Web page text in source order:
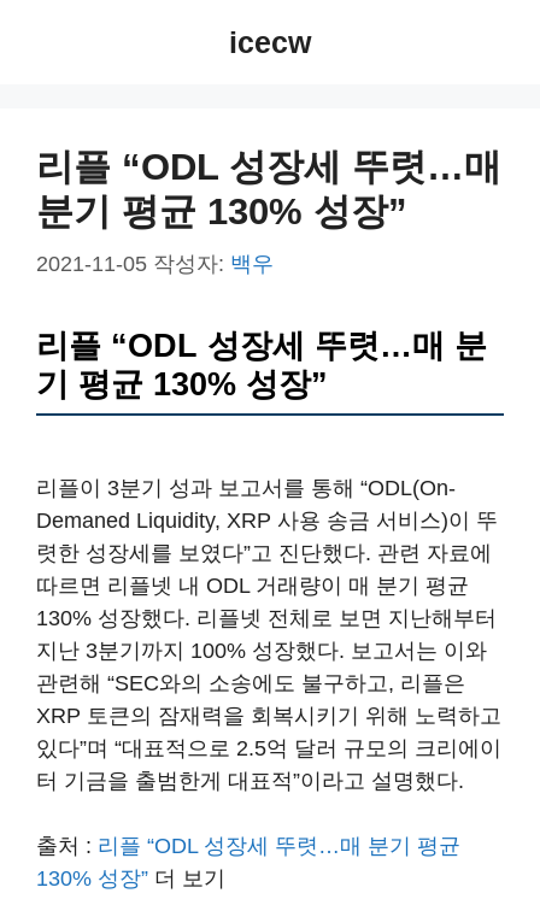
icecw
리플 “ODL 성장세 뚜렷…매
분기 평균 130% 성장”
2021-11-05 작성자: 백우
리플 “ODL 성장세 뚜렷…매 분
기 평균 130% 성장”
리플이 3분기 성과 보고서를 통해 “ODL(On-
Demaned Liquidity, XRP 사용 송금 서비스)이 뚜
렷한 성장세를 보였다”고 진단했다. 관련 자료에
따르면 리플넷 내 ODL 거래량이 매 분기 평균
130% 성장했다. 리플넷 전체로 보면 지난해부터
지난 3분기까지 100% 성장했다. 보고서는 이와
관련해 “SEC와의 소송에도 불구하고, 리플은
XRP 토큰의 잠재력을 회복시키기 위해 노력하고
있다”며 “대표적으로 2.5억 달러 규모의 크리에이
터 기금을 출범한게 대표적”이라고 설명했다.
출처 : 리플 “ODL 성장세 뚜렷…매 분기 평균
130% 성장” 더 보기